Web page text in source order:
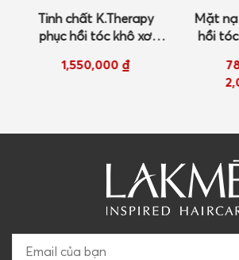
Tinh chất K.Therapy
phục hồi tóc khô xơ
1,550,000 ₫
Mặt nạ
hồi